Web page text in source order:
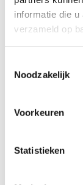
informatie die
verzameld op
Noodzakelijk
Voorkeuren
Statistieken